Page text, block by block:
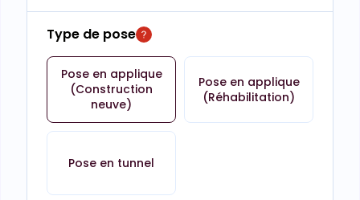
Type de pose
Pose en applique
(Construction
neuve)
Pose en applique
(Réhabilitation)
Pose en tunnel